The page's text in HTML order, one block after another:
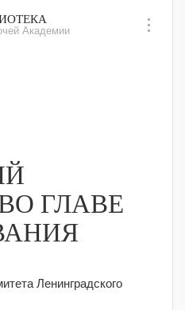
Академии
ГЛАВЕ
Ленинградского